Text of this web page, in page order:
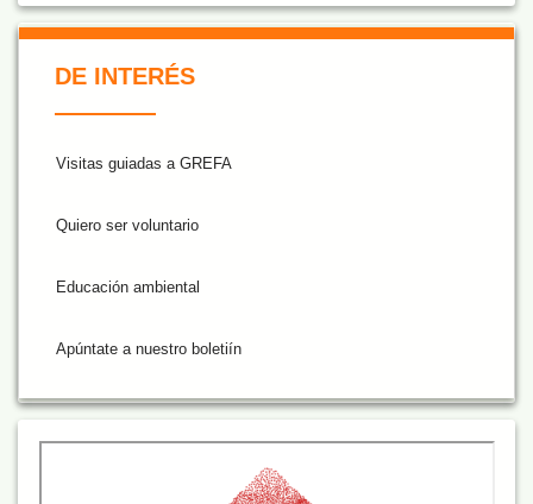
De Interés NARANJA
DE INTERÉS
Visitas guiadas a GREFA
Quiero ser voluntario
Educación ambiental
Apúntate a nuestro boletiín